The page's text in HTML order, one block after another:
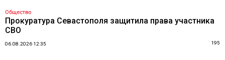
Общество
Прокуратура Севастополя защитила права участника
СВО
06.08.2026 12:35 195